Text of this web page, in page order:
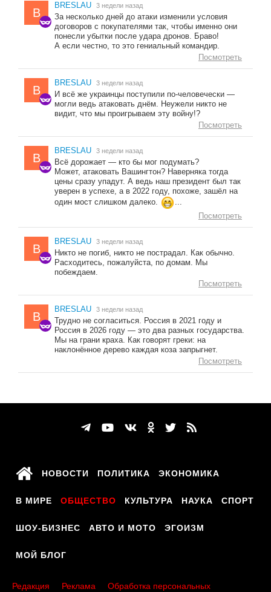
B
BRESLAU 3 недели назад
За несколько дней до атаки изменили условия
договоров с покупателями так, чтобы именно они
понесли убытки после удара дронов. Браво!
А если честно, то это гениальный командир.
Посмотреть
B
BRESLAU 3 недели назад
И всё же украинцы поступили по-человечески —
могли ведь атаковать днём. Неужели никто не
видит, что мы проигрываем эту войну!?
Посмотреть
B
BRESLAU 3 недели назад
Всё дорожает — кто бы мог подумать?
Может, атаковать Вашингтон? Наверняка тогда
цены сразу упадут. А ведь наш президент был так
уверен в успехе, а в 2022 году, похоже, зашёл на
один мост слишком далеко.
...
Посмотреть
B
BRESLAU 3 недели назад
Никто не погиб, никто не пострадал. Как обычно.
Расходитесь, пожалуйста, по домам. Мы
побеждаем.
Посмотреть
B
BRESLAU 3 недели назад
Трудно не согласиться. Россия в 2021 году и
Россия в 2026 году — это два разных государства.
Мы на грани краха. Как говорят греки: на
наклонённое дерево каждая коза запрыгнет.
Посмотреть
НОВОСТИ ПОЛИТИКА ЭКОНОМИКА
В МИРЕ ОБЩЕСТВО КУЛЬТУРА НАУКА СПОРТ
ШОУ-БИЗНЕС АВТО И МОТО ЭГОИЗМ
МОЙ БЛОГ
Редакция Реклама Обработка персональных